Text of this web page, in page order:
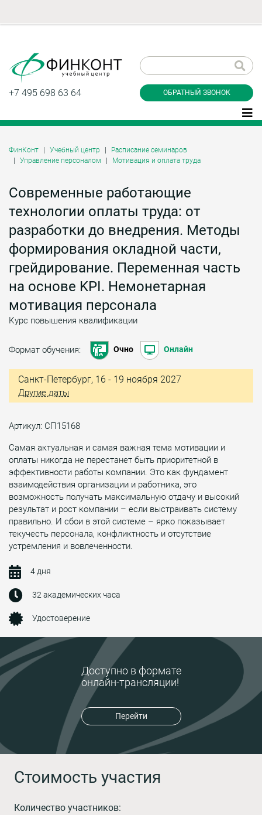
+7 495 698 63 64 ОБРАТНЫЙ ЗВОНОК
Доступно в формате
онлайн-трансляции!
Перейти
ФинКонт Учебный центр
Расписание семинаров
Управление персоналом
Мотивация и оплата труда
Современные работающие
технологии оплаты труда: от
разработки до внедрения. Методы
формирования окладной части,
грейдирование. Переменная часть
на основе KPI. Немонетарная
мотивация персонала
Курс повышения квалификации
Формат обучения: Очно Онлайн
Санкт-Петербург, 16 - 19 ноября 2027
Другие даты
Артикул: СП15168
Самая актуальная и самая важная тема мотивации и
оплаты никогда не перестанет быть приоритетной в
эффективности работы компании. Это как фундамент
взаимодействия организации и работника, это
возможность получать максимальную отдачу и высокий
результат и рост компании – если выстраивать систему
правильно. И сбои в этой системе – ярко показывает
текучесть персонала, конфликтность и отсутствие
устремления и вовлеченности.
4 дня
32 академических часа
Удостоверение
Стоимость участия
Количество участников:
звонок
Даю согласие на обработку персональных
конфиденциальности
Заказать